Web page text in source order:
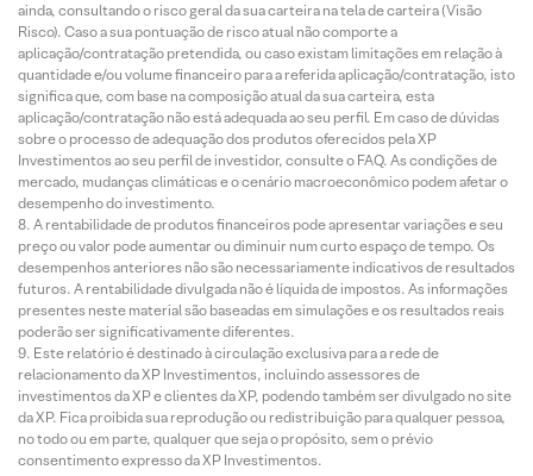
ainda, consultando o risco geral da sua carteira na tela de carteira (Visão
Risco). Caso a sua pontuação de risco atual não comporte a
aplicação/contratação pretendida, ou caso existam limitações em relação à
quantidade e/ou volume financeiro para a referida aplicação/contratação, isto
significa que, com base na composição atual da sua carteira, esta
aplicação/contratação não está adequada ao seu perfil. Em caso de dúvidas
sobre o processo de adequação dos produtos oferecidos pela XP
Investimentos ao seu perfil de investidor, consulte o FAQ. As condições de
mercado, mudanças climáticas e o cenário macroeconômico podem afetar o
desempenho do investimento.
A rentabilidade de produtos financeiros pode apresentar variações e seu
preço ou valor pode aumentar ou diminuir num curto espaço de tempo. Os
desempenhos anteriores não são necessariamente indicativos de resultados
futuros. A rentabilidade divulgada não é líquida de impostos. As informações
presentes neste material são baseadas em simulações e os resultados reais
poderão ser significativamente diferentes.
Este relatório é destinado à circulação exclusiva para a rede de
relacionamento da XP Investimentos, incluindo assessores de
investimentos da XP e clientes da XP, podendo também ser divulgado no site
da XP. Fica proibida sua reprodução ou redistribuição para qualquer pessoa,
no todo ou em parte, qualquer que seja o propósito, sem o prévio
consentimento expresso da XP Investimentos.